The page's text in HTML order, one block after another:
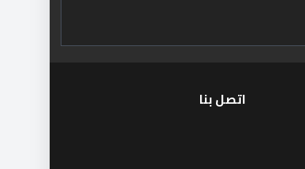
اتصل بنا